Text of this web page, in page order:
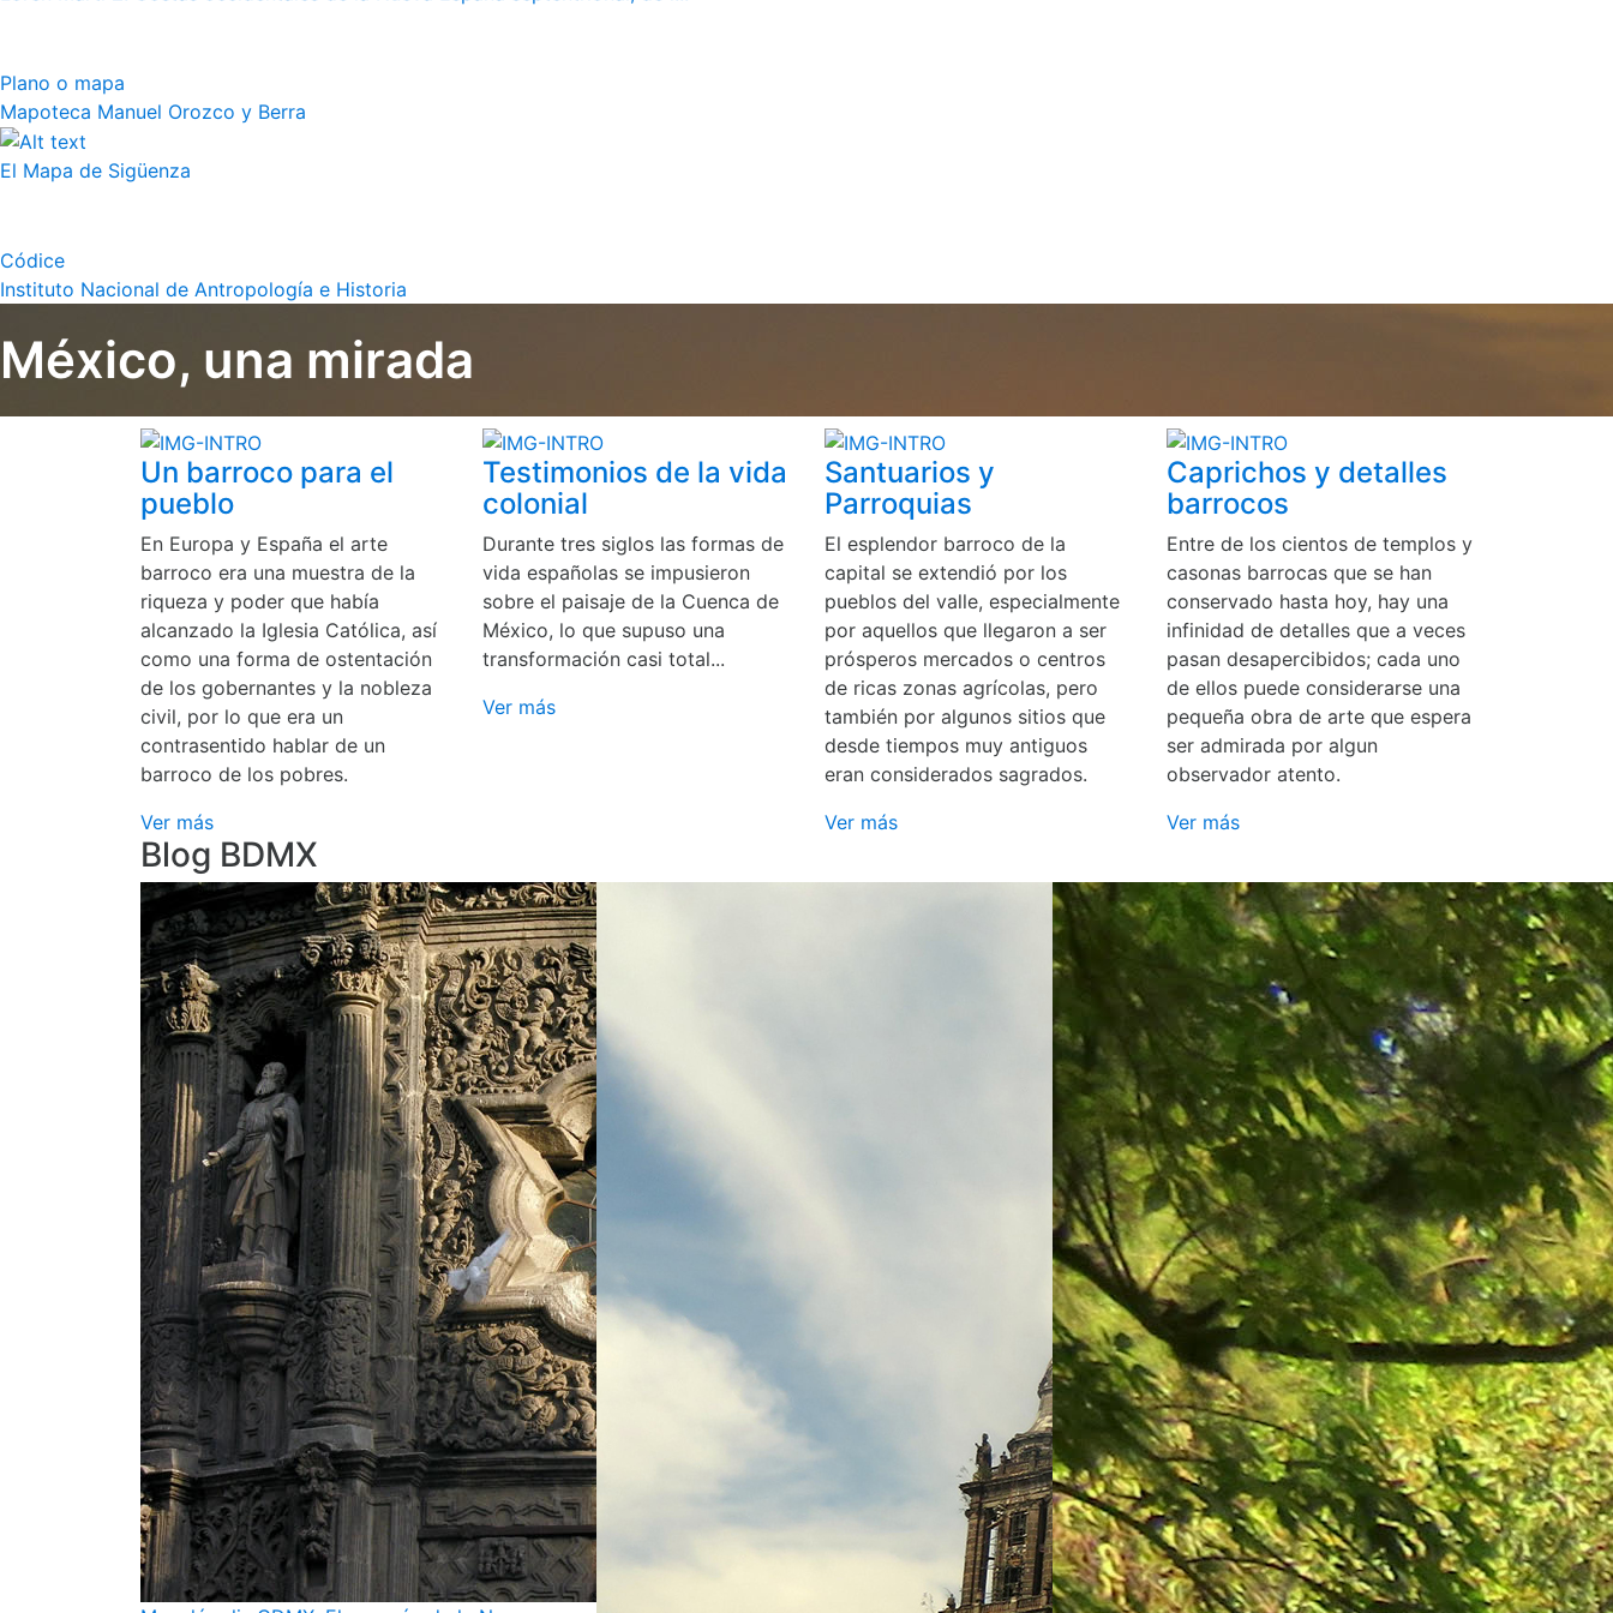
Plano o mapa
Mapoteca Manuel Orozco y Berra
El Mapa de Sigüenza
Códice
Instituto Nacional de Antropología e Historia
México, una mirada
Un barroco para el
pueblo
En Europa y España el arte
barroco era una muestra de la
riqueza y poder que había
alcanzado la Iglesia Católica, así
como una forma de ostentación
de los gobernantes y la nobleza
civil, por lo que era un
contrasentido hablar de un
barroco de los pobres.
Ver más
Testimonios de la vida
colonial
Durante tres siglos las formas de
vida españolas se impusieron
sobre el paisaje de la Cuenca de
México, lo que supuso una
transformación casi total...
Ver más
Santuarios y
Parroquias
El esplendor barroco de la
capital se extendió por los
pueblos del valle, especialmente
por aquellos que llegaron a ser
prósperos mercados o centros
de ricas zonas agrícolas, pero
también por algunos sitios que
desde tiempos muy antiguos
eran considerados sagrados.
Ver más
Caprichos y detalles
barrocos
Entre de los cientos de templos y
casonas barrocas que se han
conservado hasta hoy, hay una
infinidad de detalles que a veces
pasan desapercibidos; cada uno
de ellos puede considerarse una
pequeña obra de arte que espera
ser admirada por algun
observador atento.
Ver más
Blog BDMX